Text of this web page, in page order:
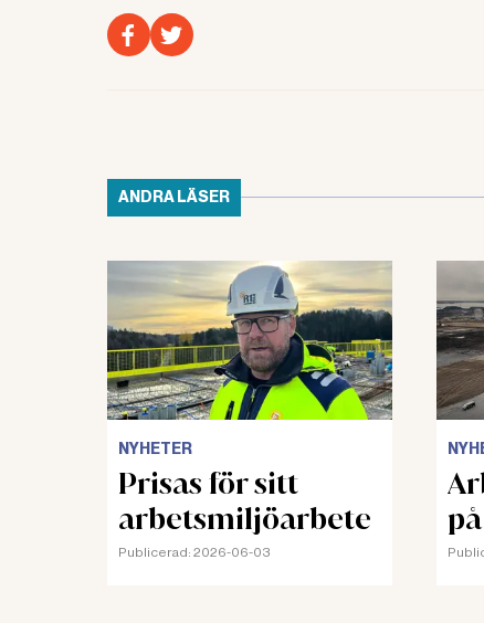
ANDRA LÄSER
NYHETER
Prisas för sitt
arbetsmiljöarbete
Publicerad: 2026-06-03